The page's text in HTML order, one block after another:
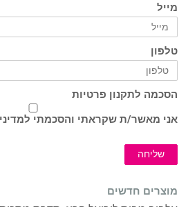
מייל
טלפון
הסכמה לתקנון פרטיות
אני מאשר/ת שקראתי והסכמתי ל
שליחה
מוצרים חדשים